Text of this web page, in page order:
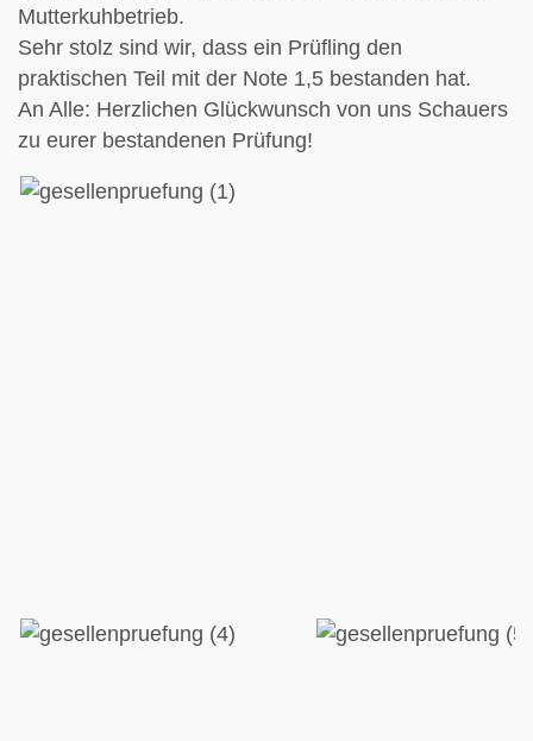
Mutterkuhbetrieb.
Sehr stolz sind wir, dass ein Prüfling den
praktischen Teil mit der Note 1,5 bestanden hat.
An Alle: Herzlichen Glückwunsch von uns Schauers
zu eurer bestandenen Prüfung!